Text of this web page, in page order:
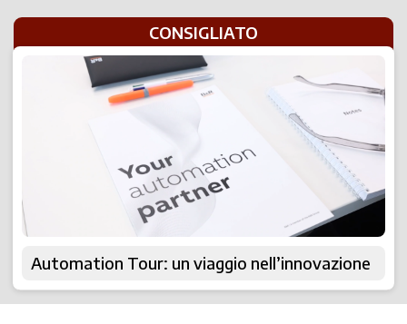
CONSIGLIATO
Automation Tour: un viaggio nell’innovazione